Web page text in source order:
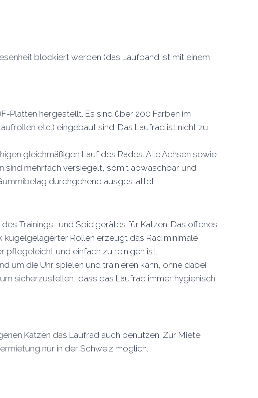
blockiert werden (das Laufband ist mit einem
Platten hergestellt. Es sind über 200 Farben im
etc.) eingebaut sind. Das Laufrad ist nicht zu
gleichmäßigen Lauf des Rades. Alle Achsen sowie
sind mehrfach versiegelt, somit abwaschbar und
durchgehend ausgestattet.
Trainings- und Spielgerätes für Katzen. Das offenes
Rollen erzeugt das Rad minimale
pflegeleicht und einfach zu reinigen ist.
um die Uhr spielen und trainieren kann, ohne dabei
sicherzustellen, dass das Laufrad immer hygienisch
Katzen das Laufrad auch benutzen. Zur Miete
nur in der Schweiz möglich.